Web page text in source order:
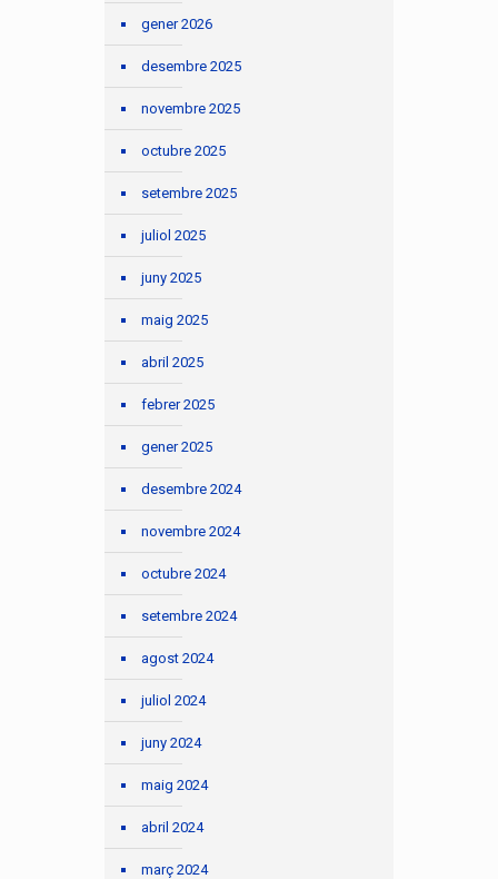
gener 2026
desembre 2025
novembre 2025
octubre 2025
setembre 2025
juliol 2025
juny 2025
maig 2025
abril 2025
febrer 2025
gener 2025
desembre 2024
novembre 2024
octubre 2024
setembre 2024
agost 2024
juliol 2024
juny 2024
maig 2024
abril 2024
març 2024